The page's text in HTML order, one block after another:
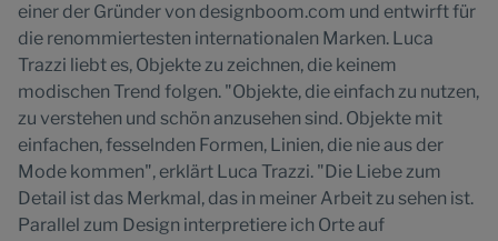
einer der Gründer von designboom.com und entwirft für
die renommiertesten internationalen Marken. Luca
Trazzi liebt es, Objekte zu zeichnen, die keinem
modischen Trend folgen. "Objekte, die einfach zu nutzen,
zu verstehen und schön anzusehen sind. Objekte mit
einfachen, fesselnden Formen, Linien, die nie aus der
Mode kommen", erklärt Luca Trazzi. "Die Liebe zum
Detail ist das Merkmal, das in meiner Arbeit zu sehen ist.
Parallel zum Design interpretiere ich Orte auf